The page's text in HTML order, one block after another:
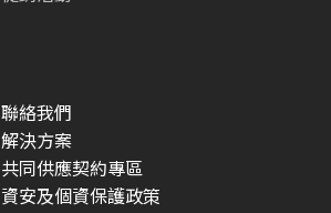
聯絡我們
解決方案
共同供應契約專區
資安及個資保護政策